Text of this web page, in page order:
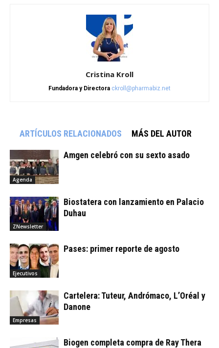
Cristina Kroll
Fundadora y Directora ckroll@pharmabiz.net
ARTÍCULOS RELACIONADOS MÁS DEL AUTOR
Agenda
Amgen celebró con su sexto asado
ZNewsletter
Biostatera con lanzamiento en Palacio
Duhau
Ejecutivos
Pases: primer reporte de agosto
Empresas
Cartelera: Tuteur, Andrómaco, L’Oréal y
Danone
Biogen completa compra de Ray Thera